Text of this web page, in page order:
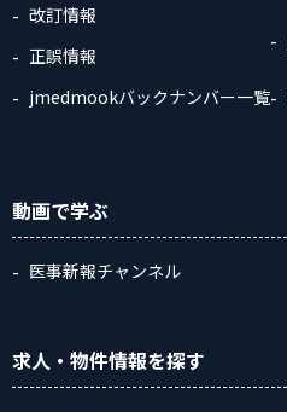
改訂情報
正誤情報
jmedmookバックナンバー一覧
動画で学ぶ
医事新報チャンネル
求人・物件情報を探す